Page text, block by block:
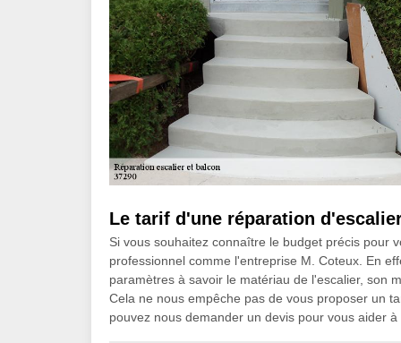
Le tarif d'une réparation
Si vous souhaitez connaître le budget précis pour
professionnel comme l'entreprise M. Coteux. En
paramètres à savoir le matériau de l'escalier, son
Cela ne nous empêche pas de vous proposer un
pouvez nous demander un devis pour vous aider